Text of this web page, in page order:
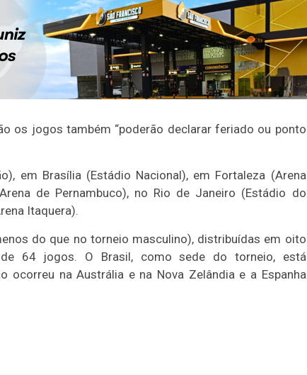
os jogos também “poderão declarar feriado ou ponto
em Brasília (Estádio Nacional), em Fortaleza (Arena
de Pernambuco), no Rio de Janeiro (Estádio do
Itaquera).
do que no torneio masculino), distribuídas em oito
64 jogos. O Brasil, como sede do torneio, está
ocorreu na Austrália e na Nova Zelândia e a Espanha